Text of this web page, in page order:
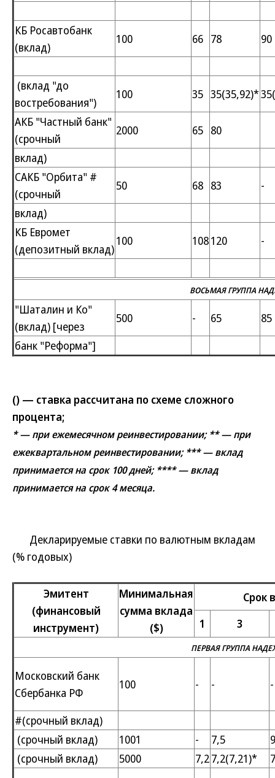
КБ Росавтобанк
(вклад)
100 66 78 90
(вклад "до
востребования")
100 35 35(35,92)*
АКБ "Частный банк"
(срочный
2000 65 80
вклад)
САКБ "Орбита" #
(срочный
50 68 83
-
вклад)
КБ Евромет
(депозитный вклад)
100 108120 -
ВОСЬМАЯ ГРУППА
"Шаталин и Ко"
(вклад) [через
500 - 65
85
банк "Реформа"]
() — ставка рассчитана по схеме сложного
процента;
* — при ежемесячном реинвестировании; ** — при
ежеквартальном реинвестировании; *** — вклад
принимается на срок 100 дней; **** — вклад
принимается на срок 4 месяца.
Декларируемые ставки по валютным вкладам
(% годовых)
Эмитент
(финансовый
инструмент)
Минимальная
сумма вклада
($)
Срок
1
3
ПЕРВАЯ ГРУППА
Московский банк
Сбербанка РФ
100 - - -
#(срочный вклад)
(срочный вклад)
1001 - 7,5
9
(срочный вклад)
5000 7,27,2(7,21)*